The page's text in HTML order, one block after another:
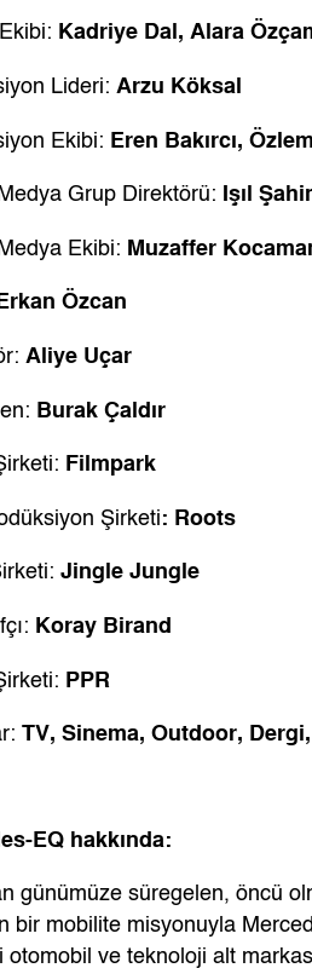
Kadriye Dal, Alara
Lideri: Arzu Köksal
Ekibi: Eren Bakırcı,
Grup Direktörü: Işıl
Ekibi: Muzaffer
Özcan
Aliye Uçar
Burak Çaldır
Filmpark
Şirketi: Roots
Jingle Jungle
Koray Birand
PPR
TV, Sinema, Outdoor,
EQ hakkında:
günümüze süregelen, öncü
bir mobilite misyonuyla
otomobil ve teknoloji alt